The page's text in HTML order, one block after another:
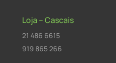
Loja – Cascais
21 486 6615
919 865 266